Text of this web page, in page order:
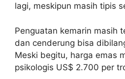
lagi, meskipun masih tipis
Penguatan kemarin masih
dan cenderung bisa
Meski begitu, harga emas
psikologis US$ 2.700 per